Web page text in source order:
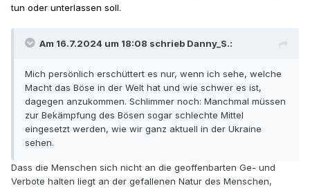
tun oder unterlassen soll.
Am 16.7.2024 um 18:08 schrieb Danny_S.:
Mich persönlich erschüttert es nur, wenn ich sehe, welche
Macht das Böse in der Welt hat und wie schwer es ist,
dagegen anzukommen. Schlimmer noch: Manchmal müssen
zur Bekämpfung des Bösen sogar schlechte Mittel
eingesetzt werden, wie wir ganz aktuell in der Ukraine
sehen.
Dass die Menschen sich nicht an die geoffenbarten Ge- und
Verbote halten liegt an der gefallenen Natur des Menschen,